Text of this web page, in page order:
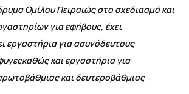
Ομίλου Πειραιώς στο σχεδιασμό και
για εφήβους, έχει
εργαστήρια για ασυνόδευτους
και εργαστήρια για
και δευτεροβάθμιας